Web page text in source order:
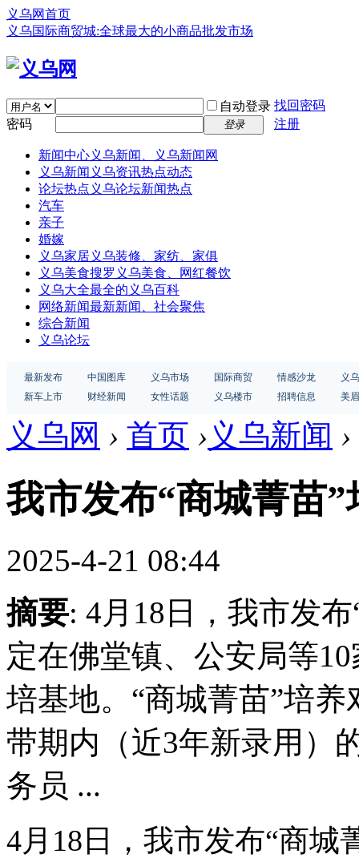
义乌网首页
义乌国际商贸城:全球最大的小商品批发市场
自动登录 找回密码
密码
登录 注册
新闻中心义乌新闻、义乌新闻网
义乌新闻 义乌资讯热点动态
论坛热点 义乌论坛新闻热点
汽车
亲子
婚嫁
义乌家居义乌装修、家纺、家俱
义乌美食搜罗义乌美食、网红餐饮
义乌大全最全的义乌百科
网络新闻最新新闻、社会聚焦
综合新闻
义乌论坛
最新发布 中国图库 义乌市场 国际商贸 情感沙龙
义
新车上市
财经新闻 女性话题 义乌楼市 招聘信息 美
义乌网 › 首页 › 义乌新闻 ›
我市发布“商城菁苗
2025-4-21 08:44
摘要: 4月18日，我市发
定在佛堂镇、公安局等
培基地。“商城菁苗”培
带期内（近3年新录用）
务员 ...
4月18日，我市发布“商城